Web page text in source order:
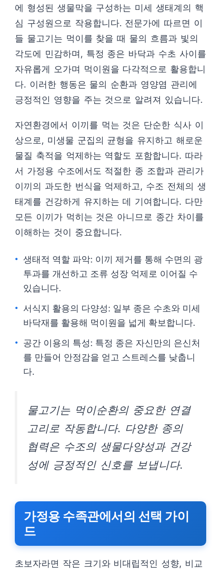
에 형성된 생물막을 구성하는 미세 생태계의 핵
심 구성원으로 작용합니다. 전문가에 따르면 이
들 물고기는 먹이를 찾을 때 물의 흐름과 빛의
각도에 민감하며, 특정 종은 바닥과 수초 사이를
자유롭게 오가며 먹이원을 다각적으로 활용합니
다. 이러한 행동은 물의 순환과 영양염 관리에
긍정적인 영향을 주는 것으로 알려져 있습니다.
자연환경에서 이끼를 먹는 것은 단순한 식사 이
상으로, 미생물 군집의 균형을 유지하고 해로운
물질 축적을 억제하는 역할도 포함합니다. 따라
서 가정용 수조에서도 적절한 종 조합과 관리가
이끼의 과도한 번식을 억제하고, 수조 전체의 생
태계를 건강하게 유지하는 데 기여합니다. 다만
모든 이끼가 먹히는 것은 아니므로 종간 차이를
이해하는 것이 중요합니다.
생태적 역할 파악: 이끼 제거를 통해 수면의 광
투과를 개선하고 조류 성장 억제로 이어질 수
있습니다.
서식지 활용의 다양성: 일부 종은 수초와 미세
바닥재를 활용해 먹이원을 넓게 확보합니다.
공간 이용의 특성: 특정 종은 자신만의 은신처
를 만들어 안정감을 얻고 스트레스를 낮춥니
다.
물고기는 먹이순환의 중요한 연결
고리로 작동합니다. 다양한 종의
협력은 수조의 생물다양성과 건강
성에 긍정적인 신호를 보냅니다.
가정용 수족관에서의 선택 가이
드
초보자라면 작은 크기와 비대립적인 성향, 비교